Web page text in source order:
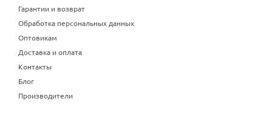
Гарантии и возврат
Обработка персональных данных
Оптовикам
Доставка и оплата
Контакты
Блог
Производители